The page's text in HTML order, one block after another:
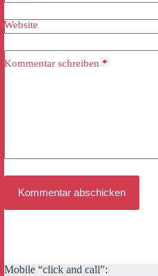
Website
Kommentar schreiben *
Kommentar abschicken
Mobile “click and call”: